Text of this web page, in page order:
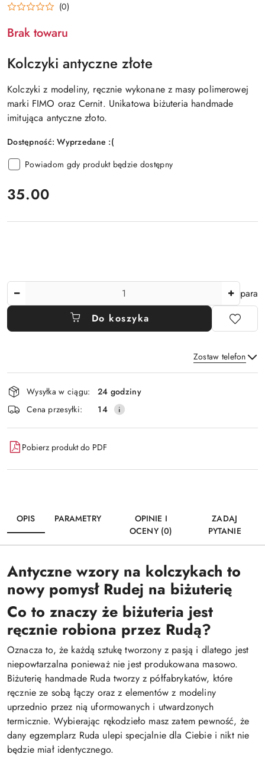
(0)
Brak towaru
Kolczyki antyczne złote
Kolczyki z modeliny, ręcznie wykonane z masy polimerowej
marki FIMO oraz Cernit. Unikatowa biżuteria handmade
imitująca antyczne złoto.
Dostępność:Wyprzedane :(
Powiadom gdy produkt będzie dostępny
cena:
35.00
para
Do koszyka
Zostaw telefon
Wyślij
Dostępność
i
dostawa
Wysyłka w ciągu:
24 godziny
Cena przesyłki:
14
Pobierz produkt do PDF
OPIS PARAMETRY
OPINIE I
OCENY (0)
ZADAJ
PYTANIE
Antyczne wzory na kolczykach to
nowy pomysł Rudej na biżuterię
Co to znaczy że biżuteria jest
ręcznie robiona przez Rudą?
Oznacza to, że każdą sztukę tworzony z pasją i dlatego jest
niepowtarzalna ponieważ nie jest produkowana masowo.
Biżuterię handmade Ruda tworzy z półfabrykatów, które
ręcznie ze sobą łączy oraz z elementów z modeliny
uprzednio przez nią uformowanych i utwardzonych
termicznie. Wybierając rękodzieło masz zatem pewność, że
dany egzemplarz Ruda ulepi specjalnie dla Ciebie i nikt nie
będzie miał identycznego.